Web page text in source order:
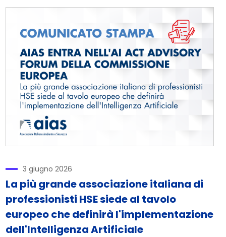
3 giugno 2026
La più grande associazione italiana di
professionisti HSE siede al tavolo
europeo che definirà l'implementazione
dell'Intelligenza Artificiale